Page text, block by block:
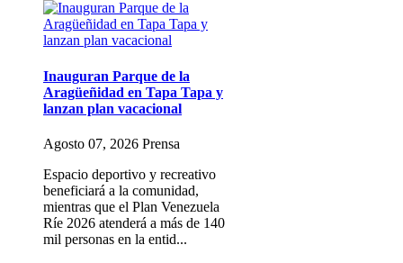
Inauguran Parque de la
Aragüeñidad en Tapa Tapa y
lanzan plan vacacional
Agosto 07, 2026 Prensa
Espacio deportivo y recreativo
beneficiará a la comunidad,
mientras que el Plan Venezuela
Ríe 2026 atenderá a más de 140
mil personas en la entid...